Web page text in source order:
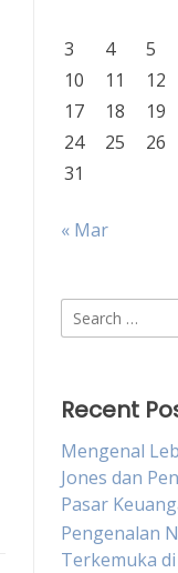
3
4 5
10
11 12
17
18 19
24
25 26
31
« Mar
Search
for:
Recent
Mengenal
Jones dan
Pasar
Pengenalan
Terkemuka